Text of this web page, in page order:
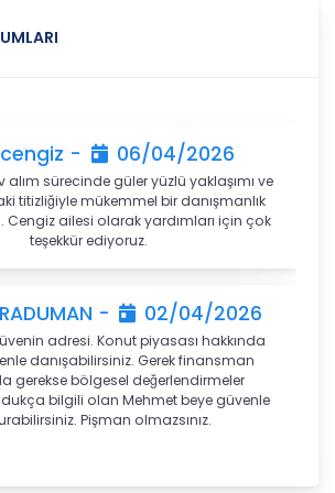
olarak; işledikleri kişisel verileri,
ilgili mevzuatta kişisel verilerin
bir süre öngörülüp
tespit edecek, bir süre
bu süreye uygun davranacak, bir
kişisel verileri işlendikleri
olan süre kadar muhafaza
bitimi veya işlenmesini
ortadan kalkması halinde
CB Gayrimenkul Franchising
Danışmanlık Hizmetleri A.Ş.
yok edilecek veya anonim
- 06/04/2026
alım sürecinde güler yüzlü yaklaşımı ve
titizliğiyle mükemmel bir danışmanlık
Cengiz ailesi olarak yardımları için çok
teşekkür ediyoruz.
- 02/04/2026
adresi. Konut piyasası hakkında
danışabilirsiniz. Gerek finansman
gerekse bölgesel değerlendirmeler
bilgili olan Mehmet beye güvenle
Pişman olmazsınız.